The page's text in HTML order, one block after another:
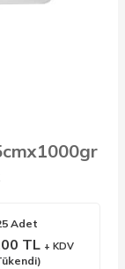
Adet
TL + KDV